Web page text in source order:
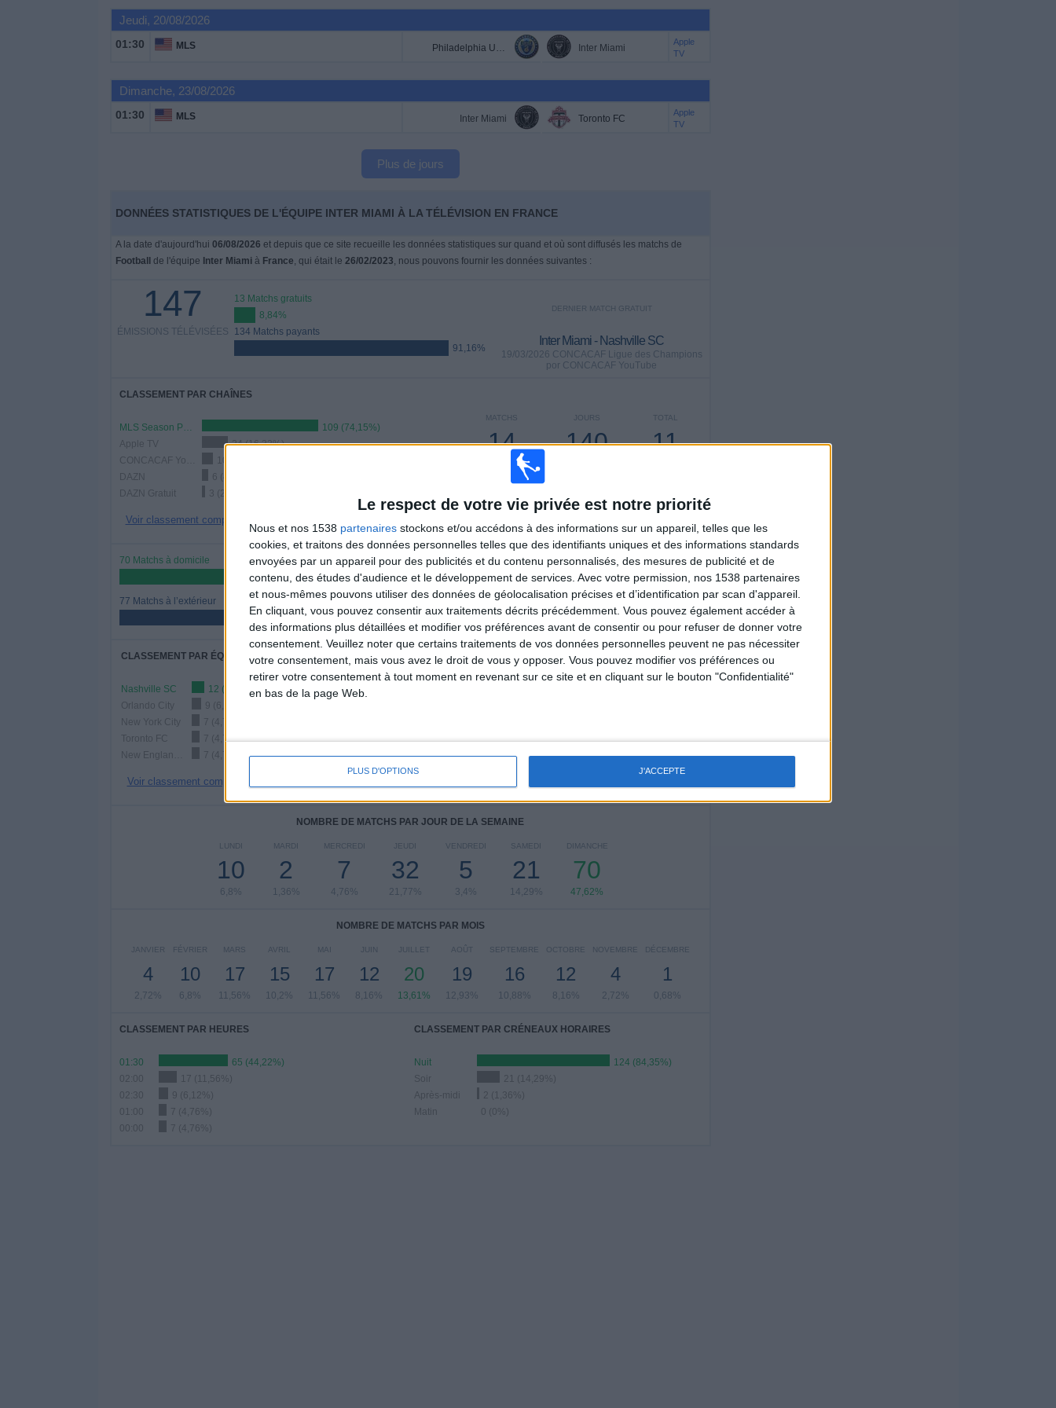
Le respect de votre vie privée est notre priorité
Nous et nos 1538 partenaires stockons et/ou accédons à des informations sur un appareil, telles que les
cookies, et traitons des données personnelles telles que des identifiants uniques et des informations standards
envoyées par un appareil pour des publicités et du contenu personnalisés, des mesures de publicité et de
contenu, des études d'audience et le développement de services. Avec votre permission, nos 1538 partenaires
et nous-mêmes pouvons utiliser des données de géolocalisation précises et d’identification par scan d'appareil.
En cliquant, vous pouvez consentir aux traitements décrits précédemment. Vous pouvez également accéder à
des informations plus détaillées et modifier vos préférences avant de consentir ou pour refuser de donner votre
consentement. Veuillez noter que certains traitements de vos données personnelles peuvent ne pas nécessiter
votre consentement, mais vous avez le droit de vous y opposer. Vous pouvez modifier vos préférences ou
retirer votre consentement à tout moment en revenant sur ce site et en cliquant sur le bouton "Confidentialité"
en bas de la page Web.
PLUS D'OPTIONS J'ACCEPTE
Jeudi, 20/08/2026
01:30 MLS Philadelphia Union Inter Miami
Apple
TV
Dimanche, 23/08/2026
01:30 MLS Inter Miami Toronto FC
Apple
TV
Plus de jours
DONNÉES STATISTIQUES DE L'ÉQUIPE INTER MIAMI À LA TÉLÉVISION EN FRANCE
A la date d'aujourd'hui 06/08/2026 et depuis que ce site recueille les données statistiques sur quand et où sont diffusés les matchs de
Football
de l'équipe Inter Miami à France, qui était le 26/02/2023, nous pouvons fournir les données suivantes :
147
ÉMISSIONS TÉLÉVISÉES
13 Matchs gratuits
8,84%
134 Matchs payants
91,16%
DERNIER MATCH GRATUIT
Inter Miami - Nashville SC
19/03/2026 CONCACAF Ligue des Champions
por CONCACAF YouTube
CLASSEMENT PAR CHAÎNES
MLS Season Pass
109 (74,15%)
Apple TV
24 (16,33%)
DAZN
6 (4,08%)
DAZN Gratuit
3 (2,04%)
Voir classement complet
TOTAL
11
JOURS
140
MATCHS
14
CONSECUTIFS
PAYANTS
70 Matchs à domicile
47,62%
77 Matchs à l’extérieur
52,38%
TOTAL
44
ADVERSAIRES
MAXIMUM
12
VS Nashville
SC
TOTAL
6
COMPÉTITIONS
CLASSEMENT PAR ÉQUIPES
Nashville SC
12 (8,16%)
Orlando City
9 (6,12%)
New York City
7 (4,76%)
Toronto FC
7 (4,76%)
7 (4,76%)
Voir classement complet
CLASSEMENT PAR COMPÉTITIONS
Amical
6 (4,08%)
Coupe du Monde des Clubs FIFA
4 (2,72%)
NOMBRE DE MATCHS PAR JOUR DE LA SEMAINE
LUNDI
10
6,8%
MARDI
2
1,36%
MERCREDI
7
4,76%
JEUDI
32
21,77%
VENDREDI
5
3,4%
SAMEDI
21
14,29%
DIMANCHE
70
47,62%
NOMBRE DE MATCHS PAR MOIS
JANVIER
4
2,72%
FÉVRIER
10
6,8%
MARS
17
11,56%
AVRIL
15
10,2%
MAI
17
11,56%
JUIN
12
8,16%
JUILLET
20
13,61%
AOÛT
19
12,93%
SEPTEMBRE
16
10,88%
OCTOBRE
12
8,16%
NOVEMBRE
4
2,72%
DÉCEMBRE
1
0,68%
CLASSEMENT PAR HEURES
01:30
65 (44,22%)
02:00
17 (11,56%)
02:30
9 (6,12%)
7 (4,76%)
7 (4,76%)
CLASSEMENT PAR CRÉNEAUX HORAIRES
Nuit
124 (84,35%)
Soir
21 (14,29%)
Après-midi
2 (1,36%)
Matin
0 (0%)